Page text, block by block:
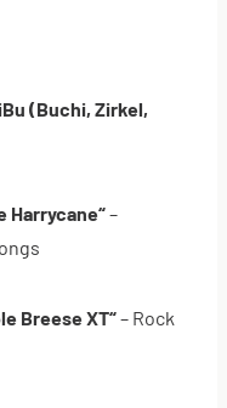
(Buchi, Zirkel,
Harrycane“–
Breese XT“– Rock